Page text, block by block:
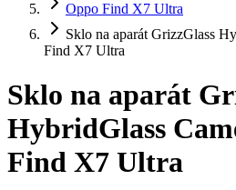
Oppo Find X7 Ultra
Sklo na aparát GrizzGlass
Find X7 Ultra
Sklo na aparát
HybridGlass
Find X7 Ultra